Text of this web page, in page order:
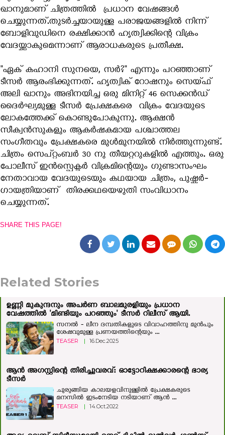
ഖാനുമാണ് ചിത്രത്തിൽ പ്രധാന വേഷങ്ങൾ
ചെയ്യുന്നത്.തുടർച്ചയായുള്ള പരാജയങ്ങളിൽ നിന്ന്
ബോളിവുഡിനെ രക്ഷിക്കാൻ ഹൃത്വിക്കിന്റെ വിക്രം
വേദയ്ക്കാകുമെന്നാണ് ആരാധകരുടെ പ്രതീക്ഷ.
"ഏക് കഹാനി സുനയെ, സർ?" എന്നും പറഞ്ഞാണ്
ടീസർ ആരംഭിക്കുന്നത്. ഹൃത്വിക് റോഷനും സെയ്ഫ്
അലി ഖാനും അഭിനയിച്ച ഒരു മിനിറ്റ് 46 സെക്കൻഡ്
ദൈർഘ്യമുള്ള ടീസർ പ്രേക്ഷകരെ വിക്രം വേദയുടെ
ലോകത്തേക്ക് കൊണ്ടുപോകുന്നു. ആക്ഷൻ
സീക്വൻസുകളും ആകർഷകമായ പശ്ചാത്തല
സംഗീതവും പ്രേക്ഷകരെ മുൾമുനയിൽ നിർത്തുന്നുണ്ട്.
ചിത്രം സെപ്റ്റംബർ 30 നു തീയറ്ററുകളിൽ എത്തും. ഒരു
പോലീസ് ഇൻസ്പെക്ടർ വിക്രമിന്റെയും ഗുണ്ടാസംഘം
നേതാവായ വേദയുടെയും കഥയായ ചിത്രം, പുഷ്കർ-
ഗായത്രിയാണ് തിരക്കഥയെഴുതി സംവിധാനം
ചെയ്യുന്നത്.
SHARE THIS PAGE!
Related Stories
ഉണ്ണി മുകുന്ദനും അപർണ ബാലമുരളിയും പ്രധാന
വേഷത്തിൽ 'മിണ്ടിയും പറഞ്ഞും' ടീസർ റിലീസ് ആയി.
സനൽ - ലീന ദമ്പതികളുടെ വിവാഹത്തിനു മുൻപും
ശേഷവുമുള്ള പ്രണയത്തിന്റെയും ...
TEASER | 16.Dec.2025
ആന്‍ അഗസ്റ്റിന്റെ തിരിച്ചുവരവ്: ഓട്ടോറിക്ഷക്കാരന്റെ ഭാര്യ
ടീസര്‍
ചുരുങ്ങിയ കാലയളവിനുള്ളില്‍ പ്രേക്ഷകരുടെ
മനസില്‍ ഇടംനേടിയ നടിയാണ് ആന്‍ ...
TEASER | 14.Oct.2022